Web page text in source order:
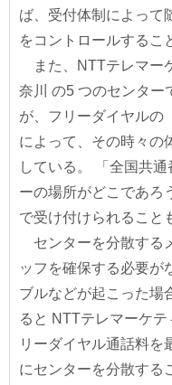
ば、受付体制によって
をコントロールするこ
また、NTTテレマー
奈川 の5 つのセンター
が、フリーダイヤルの
によって、その時々の
している。 「全国共
ーの場所がどこであろ
で受け付けられること
センターを分散する
ッフを確保する必要が
ブルなどが起こった場
ると NTTテレマーケ
リーダイヤル通話料を
にセンターを分散する